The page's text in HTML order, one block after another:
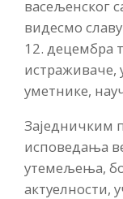
васељенског
видесмо
12. децембра
истраживаче,
уметнике,
Заједничким
исповедања
утемељења,
актуелности,